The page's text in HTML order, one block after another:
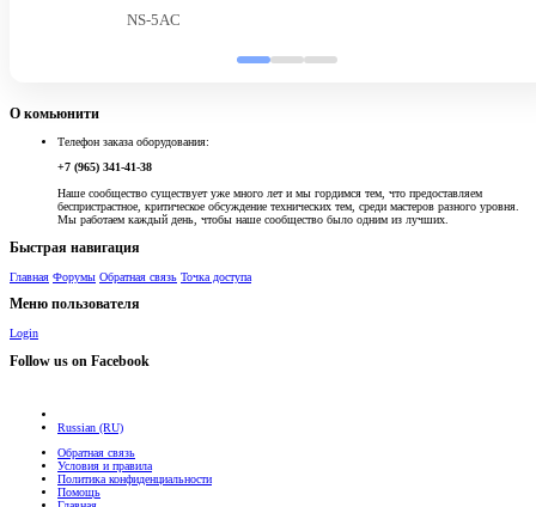
NS-5AC
О комьюнити
Телефон заказа оборудования:
+7 (965) 341-41-38
Наше сообщество существует уже много лет и мы гордимся тем, что предоставляем
беспристрастное, критическое обсуждение технических тем, среди мастеров разного уровня.
Мы работаем каждый день, чтобы наше сообщество было одним из лучших.
Быстрая навигация
Главная Форумы Обратная связь Точка доступа
Меню пользователя
Login
Follow us on Facebook
Russian (RU)
Обратная связь
Условия и правила
Политика конфиденциальности
Помощь